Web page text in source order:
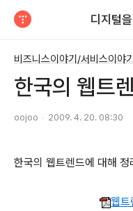
디지털
비즈니스이야기/서비스이야기
한국의 웹트
oojoo 2009. 4. 20. 08:30
한국의 웹트렌드에 대해
웹트